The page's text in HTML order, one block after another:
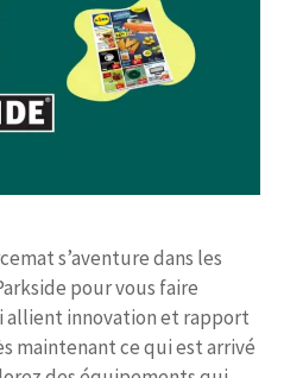
s’aventure dans les
pour vous faire
innovation et rapport
maintenant ce qui est arrivé